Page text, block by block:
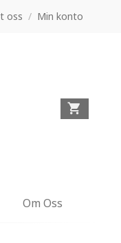
oss / Min konto
Om Oss